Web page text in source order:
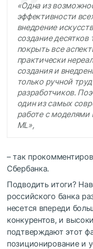
«Одна из
эффективности
внедрение
создание
покрыть все
практически
создания и
только ручной
разработчиков.
один из самых
работе с моделями
ML»,
– так
Сбербанка.
Подводить итоги?
российского банка
несется впереди
конкурентов, и
подтверждают этот
позиционирование и